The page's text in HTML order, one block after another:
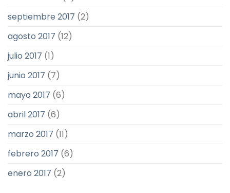
septiembre 2017 (2)
agosto 2017 (12)
julio 2017 (1)
junio 2017 (7)
mayo 2017 (6)
abril 2017 (6)
marzo 2017 (11)
febrero 2017 (6)
enero 2017 (2)